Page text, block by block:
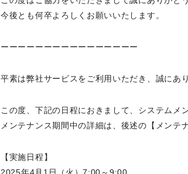
今後とも何卒よろしくお願いいたします。
ーーーーーーーーーーーーーーーー
平素は弊社サービスをご利用いただき、誠にあ
この度、下記の日程におきまして、システムメ
メンテナンス期間中の詳細は、後述の【メンテ
【実施日程】